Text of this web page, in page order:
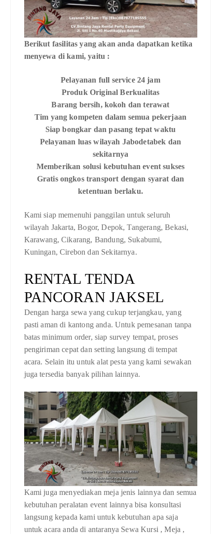
Berikut fasilitas yang akan anda dapatkan ketika
menyewa di kami, yaitu :
Pelayanan full service 24 jam
Produk Original Berkualitas
Barang bersih, kokoh dan terawat
Tim yang kompeten dalam semua pekerjaan
Siap bongkar dan pasang tepat waktu
Pelayanan luas wilayah Jabodetabek dan
sekitarnya
Memberikan solusi kebutuhan event sukses
Gratis ongkos transport dengan syarat dan
ketentuan berlaku.
Kami siap memenuhi panggilan untuk seluruh
wilayah Jakarta, Bogor, Depok, Tangerang, Bekasi,
Karawang, Cikarang, Bandung, Sukabumi,
Kuningan, Cirebon dan Sekitarnya.
RENTAL TENDA
PANCORAN JAKSEL
Dengan harga sewa yang cukup terjangkau, yang
pasti aman di kantong anda. Untuk pemesanan tanpa
batas minimum order, siap survey tempat, proses
pengiriman cepat dan setting langsung di tempat
acara. Selain itu untuk alat pesta yang kami sewakan
juga tersedia banyak pilihan lainnya.
Kami juga menyediakan meja jenis lainnya dan semua
kebutuhan peralatan event lainnya bisa konsultasi
langsung kepada kami untuk kebutuhan apa saja
untuk acara anda di antaranya Sewa Kursi , Meja ,